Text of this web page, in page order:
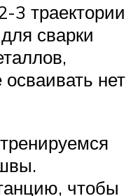
3 траектории
сварки
нет
чтобы